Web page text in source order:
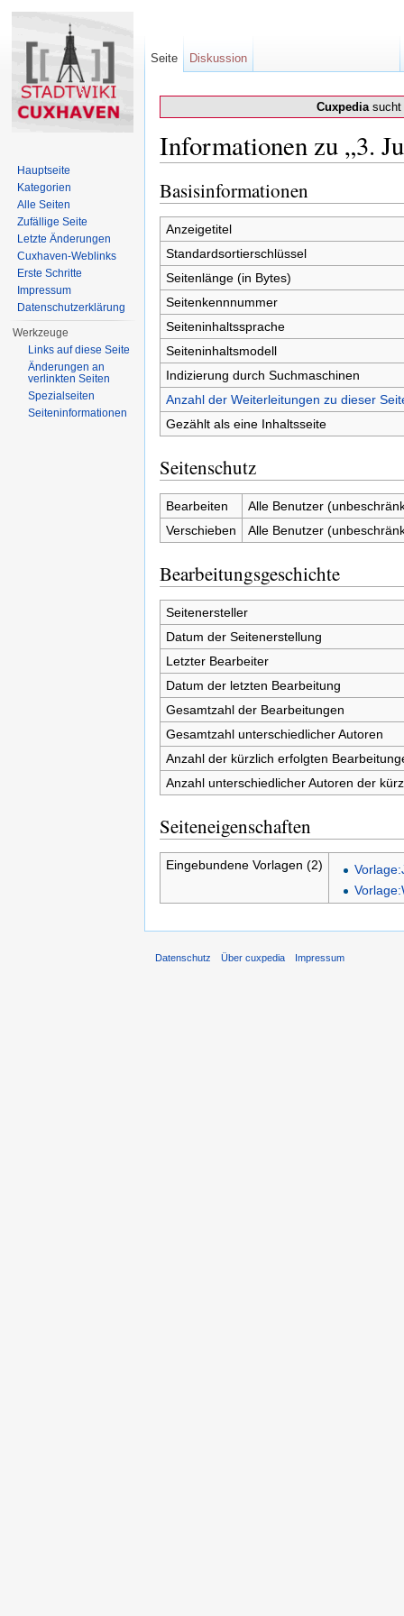
Cuxpediasucht
Informationen zu „3.
Basisinformationen
Anzeigetitel
Standardsortierschlüssel
Seitenlänge (in Bytes)
Seitenkennnummer
Seiteninhaltssprache
Seiteninhaltsmodell
Indizierung durch Suchmaschinen
Anzahl der Weiterleitungen zu dieser
Gezählt als eine Inhaltsseite
Seitenschutz
Bearbeiten
Alle Benutzer
Verschieben
Alle Benutzer
Bearbeitungsgeschichte
Seitenersteller
Datum der Seitenerstellung
Letzter Bearbeiter
Datum der letzten Bearbeitung
Gesamtzahl der Bearbeitungen
Gesamtzahl unterschiedlicher Autoren
Anzahl der kürzlich erfolgten
Anzahl unterschiedlicher Autoren der
Seiteneigenschaften
Eingebundene Vorlagen (2)
Seite Diskussion
Hauptseite
Kategorien
Alle Seiten
Zufällige Seite
Letzte Änderungen
Cuxhaven-Weblinks
Erste Schritte
Impressum
Datenschutzerklärung
Werkzeuge
Links auf diese Seite
Änderungen an
verlinkten Seiten
Spezialseiten
Seiten­informationen
Datenschutz Über cuxpedia Impressum